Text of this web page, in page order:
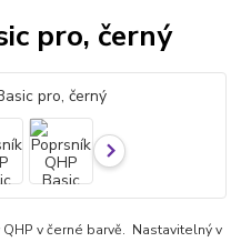
pro, černý
v černé barvě. Nastavitelný v